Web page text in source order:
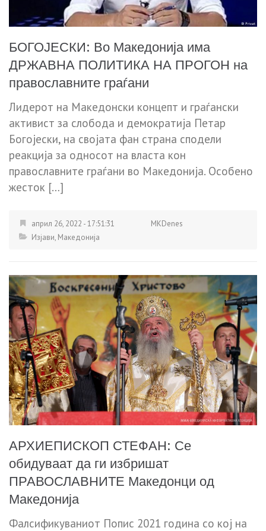
БОГОЈЕСКИ: Во Македонија има
ДРЖАВНА ПОЛИТИКА НА ПРОГОН на
православните граѓани
Лидерот на Македонски концепт и граѓански
активист за слобода и демократија Петар
Богојески, на својата фан страна сподели
реакција за односот на власта кон
православните граѓани во Македонија. Особено
жесток […]
април 26, 2022 - 17:51:31
MKDenes
Изјави, Македонија
АРХИЕПИСКОП СТЕФАН: Се
обидуваат да ги избришат
ПРАВОСЛАВНИТЕ Македонци од
Македонија
Фалсификуваниот Попис 2021 година со кој на